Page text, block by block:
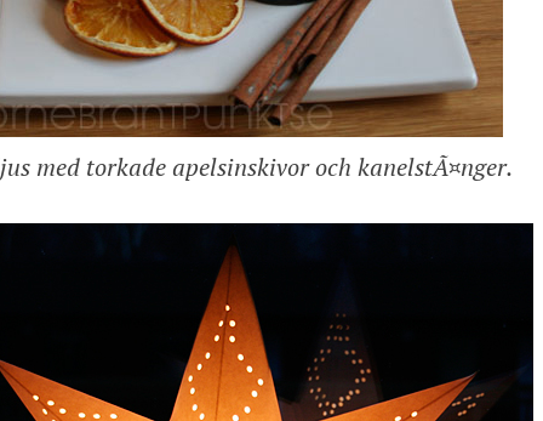
med torkade apelsinskivor och kanelstÃ¤nger.